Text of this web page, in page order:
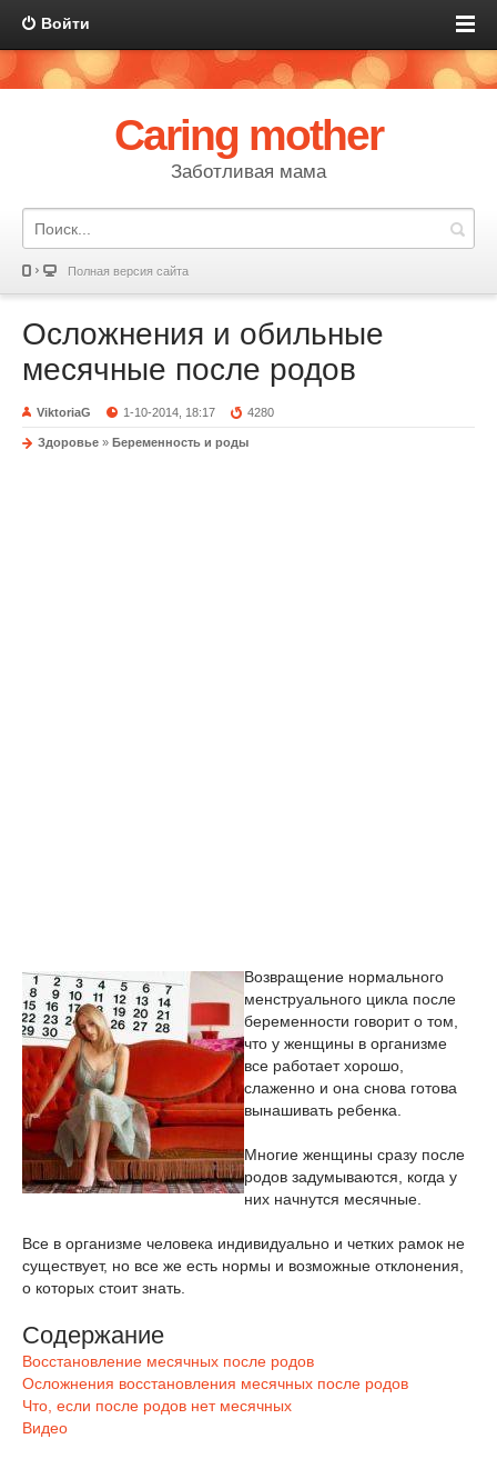
Войти
Caring mother
Заботливая мама
Полная версия сайта
Осложнения и обильные
месячные после родов
ViktoriaG 1-10-2014, 18:17 4280
Здоровье » Беременность и роды
Возвращение нормального
менструального цикла после
беременности говорит о том,
что у женщины в организме
все работает хорошо,
слаженно и она снова готова
вынашивать ребенка.
Многие женщины сразу после
родов задумываются, когда у
них начнутся месячные.
Все в организме человека индивидуально и четких рамок не
существует, но все же есть нормы и возможные отклонения,
о которых стоит знать.
Содержание
Восстановление месячных после родов
Осложнения восстановления месячных после родов
Что, если после родов нет месячных
Видео